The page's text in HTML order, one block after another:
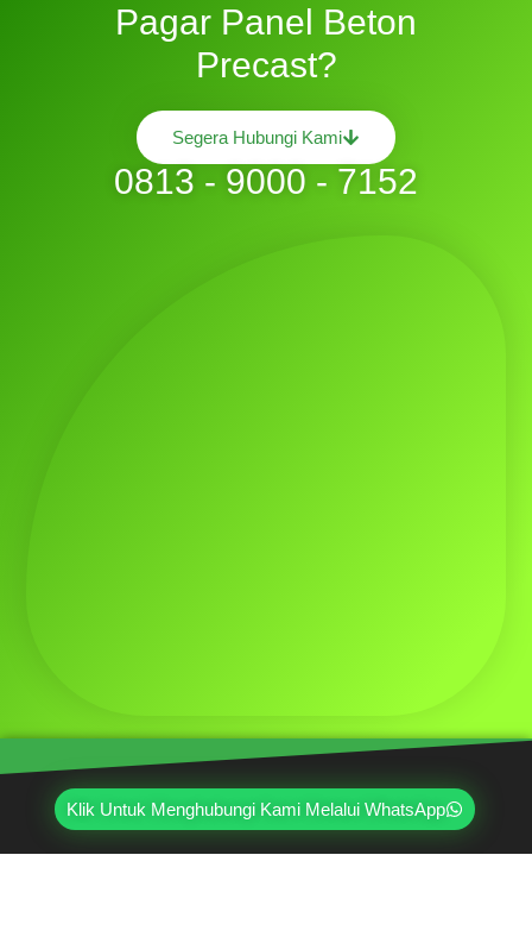
Klik Untuk Menghubungi Kami Melalui WhatsApp
Pagar Panel Beton
Precast?
Segera Hubungi Kami
0813 - 9000 - 7152